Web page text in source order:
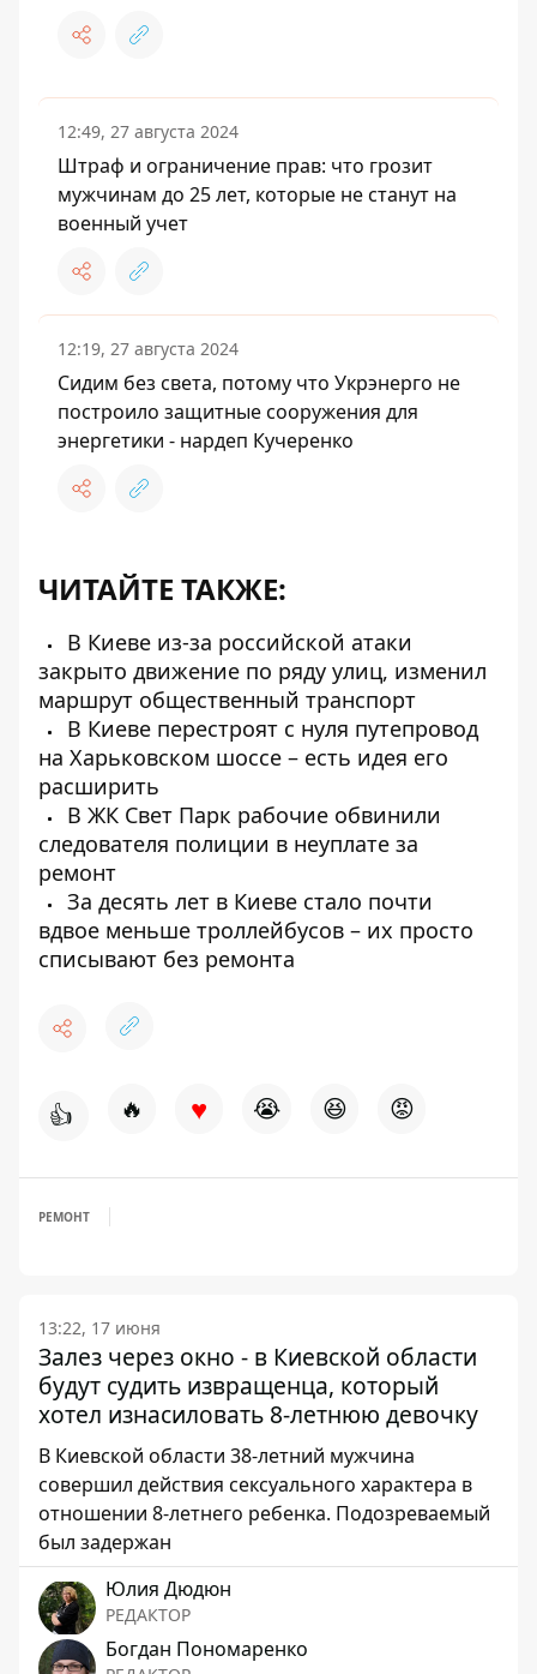
12:49, 27 августа 2024
Штраф и ограничение прав: что грозит
мужчинам до 25 лет, которые не станут на
военный учет
12:19, 27 августа 2024
Сидим без света, потому что Укрэнерго не
построило защитные сооружения для
энергетики - нардеп Кучеренко
ЧИТАЙТЕ ТАКЖЕ:
В Киеве из-за российской атаки
закрыто движение по ряду улиц, изменил
маршрут общественный транспорт
В Киеве перестроят с нуля путепровод
на Харьковском шоссе – есть идея его
расширить
В ЖК Свет Парк рабочие обвинили
следователя полиции в неуплате за
ремонт
За десять лет в Киеве стало почти
вдвое меньше троллейбусов – их просто
списывают без ремонта
👍 🔥 ♥ 😭 😆 😡
РЕМОНТ
13:22, 17 июня
Залез через окно - в Киевской области
будут судить извращенца, который
хотел изнасиловать 8-летнюю девочку
В Киевской области 38-летний мужчина
совершил действия сексуального характера в
отношении 8-летнего ребенка. Подозреваемый
был задержан
Юлия Дюдюн
РЕДАКТОР
Богдан Пономаренко